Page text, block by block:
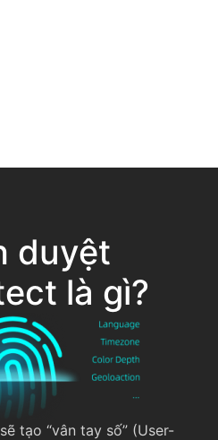
duyệt
là gì?
tạo “vân tay số” (User-